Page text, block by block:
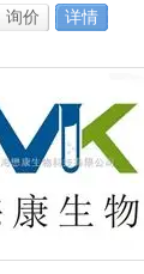
询价 详情